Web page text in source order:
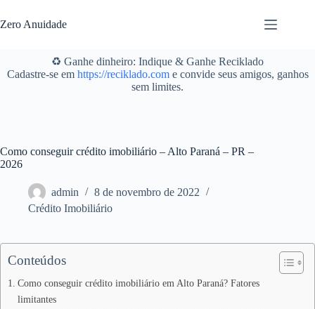
para
o
Zero Anuidade
♻️ Ganhe dinheiro: Indique & Ganhe Reciklado
Cadastre-se em https://reciklado.come convide seus amigos, ganhos
sem limites.
Como conseguir crédito imobiliário – Alto Paraná – PR –
2026
admin
8 de novembro de 2022
Crédito Imobiliário
Conteúdos
Como conseguir crédito imobiliário em Alto Paraná? Fatores
limitantes